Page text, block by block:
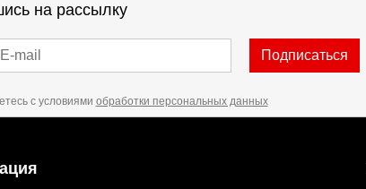
на рассылку
E-mail Подписаться
с условиями обработки персональных данных